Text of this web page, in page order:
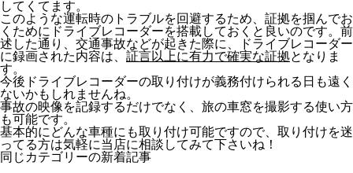
してくてます。
このような運転時のトラブルを回避するため、証拠を掴んでお
くためにドライブレコーダーを搭載しておくと良いのです。前
述した通り、交通事故などが起きた際に、ドライブレコーダー
に録画された内容は、 証言以上に有力で確実な証拠となりま
す。
今後ドライブレコーダーの取り付けが義務付けられる日も遠く
ないかもしれませんね。
事故の映像を記録するだけでなく、旅の車窓を撮影する使い方
も可能です。
基本的にどんな車種にも取り付け可能ですので、取り付けを迷
ってる方は気軽に当店に相談してみて下さいね！
同じカテゴリーの新着記事